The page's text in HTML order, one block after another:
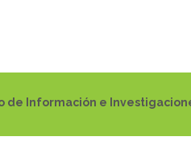
de Información e